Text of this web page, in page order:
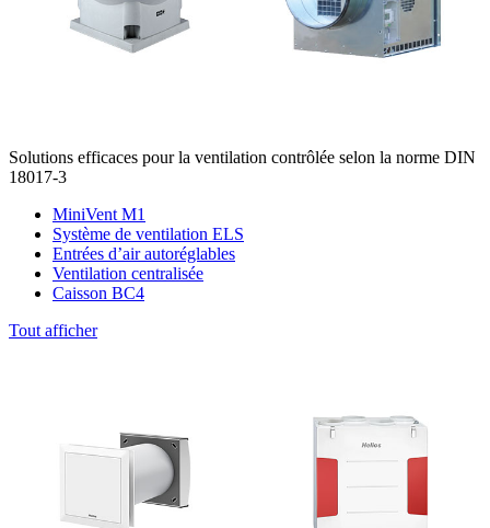
Solutions efficaces pour la ventilation contrôlée selon la norme DIN
18017-3
MiniVent M1
Système de ventilation ELS
Entrées d’air autoréglables
Ventilation centralisée
Caisson BC4
Tout afficher